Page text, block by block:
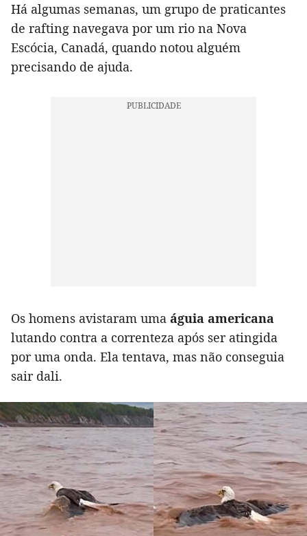
Há algumas semanas, um grupo de praticantes
de rafting navegava por um rio na Nova
Escócia, Canadá, quando notou alguém
precisando de ajuda.
Os homens avistaram uma águia americana
lutando contra a correnteza após ser atingida
por uma onda. Ela tentava, mas não conseguia
sair dali.